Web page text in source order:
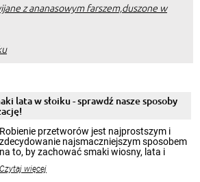
z ananasowym farszem,duszone w
lata w słoiku - sprawdź nasze sposoby
Robienie przetworów jest najprostszym i
zdecydowanie najsmaczniejszym sposobem
na to, by zachować smaki wiosny, lata i
krajobrazów, by cieszyć nimi oko w sezonie
Czytaj więcej